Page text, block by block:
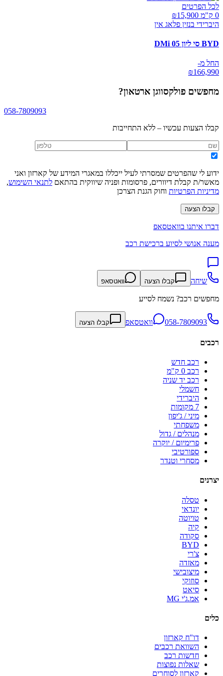
לכל הפרטים
0 ק"מ ₪
15,900
היברידי בנזין פלאג אין
BYD סי ליון 05 DMi
החל מ-
₪166,990
מחפשים פולקסווגן ארטאון?
058-7809093
קבלו הצעות עכשיו – ללא התחייבות
ידוע לי שהפרטים שמסרתי לעיל ייכללו במאגרי המידע של קארזון ואני
מאשר/ת קבלת דיוורים, פרסומות ופניה שיווקית בהתאם לתנאי השימוש,
מדיניות הפרטיות וחוק הגנת הצרכן
קבלו הצעה
דברו איתנו בוואטסאפ
מענה אנושי לסיוע ברכישת רכב
שיחה קבלו הצעה וואטסאפ
מחפשים רכב? נשמח לסייע
058-7809093 וואטסאפ קבלו הצעה
רכבים
רכב חדש
רכב 0 ק"מ
רכב יד שניה
חשמלי
היברידי
7 מקומות
מיני / ג'יפון
משפחתי
מנהלים / גדול
פרימיום / יוקרה
ספורטיבי
מסחרי וטנדר
יצרנים
טסלה
יונדאי
טויוטה
קיה
סקודה
BYD
צ'רי
מאזדה
מיצובישי
סוזוקי
סיאט
אמ.ג'י MG
כלים
דו"ח קארזון
השוואת רכבים
חדשות רכב
שאלות נפוצות
קארזון לסוחרים